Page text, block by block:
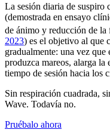
La sesión diaria de suspiro
(demostrada en ensayo
de ánimo y reducción de la
2023) es el objetivo al que
gradualmente: una vez
produzca mareos, alarga
tiempo de sesión hacia los
Sin respiración cuadrada,
Wave. Todavía no.
Pruébalo ahora